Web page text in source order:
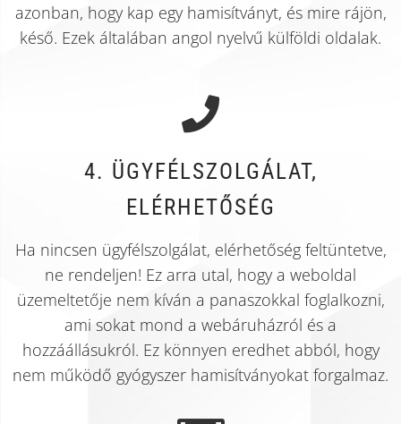
azonban, hogy kap egy hamisítványt, és mire rájön,
késő. Ezek általában angol nyelvű külföldi oldalak.
4. ÜGYFÉLSZOLGÁLAT,
ELÉRHETŐSÉG
Ha nincsen ügyfélszolgálat, elérhetőség feltüntetve,
ne rendeljen! Ez arra utal, hogy a weboldal
üzemeltetője nem kíván a panaszokkal foglalkozni,
ami sokat mond a webáruházról és a
hozzáállásukról. Ez könnyen eredhet abból, hogy
nem működő gyógyszer hamisítványokat forgalmaz.